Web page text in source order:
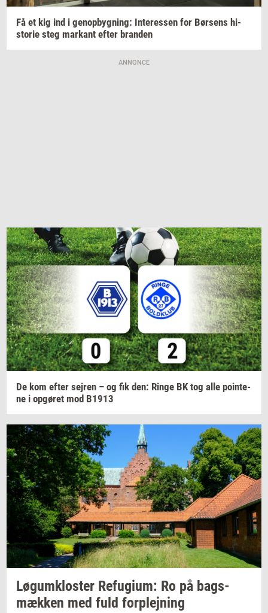
Få et kig ind i genop­byg­ning: In­ter­es­sen for Bør­sens hi­
sto­rie steg mar­kant efter bran­den
ANNONCE
De kom efter sej­ren – og fik den: Ringe BK tog alle po­in­te­
ne i op­gø­ret mod B1913
Løgum­klo­ster Re­fu­gi­um: Ro på bags­
mæk­ken med fuld for­plej­ning